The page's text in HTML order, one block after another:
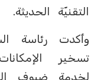
التقنيّة الحديثة.
وأكدت رئاسة
تسخير
لخدمة ضيوف